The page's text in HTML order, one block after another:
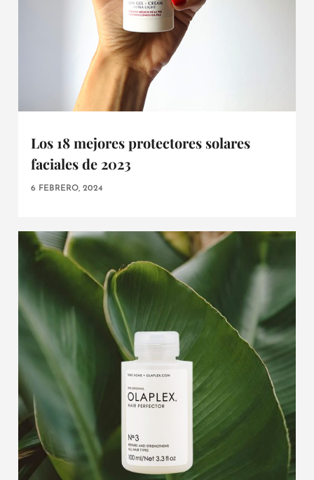
Los 18 mejores protectores solares
faciales de 2023
6 FEBRERO, 2024